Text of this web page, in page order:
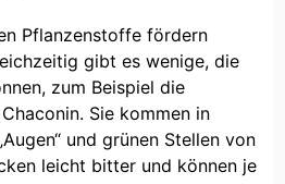
Pflanzenstoffe fördern
gibt es wenige, die
zum Beispiel die
Sie kommen in
und grünen Stellen von
leicht bitter und können je